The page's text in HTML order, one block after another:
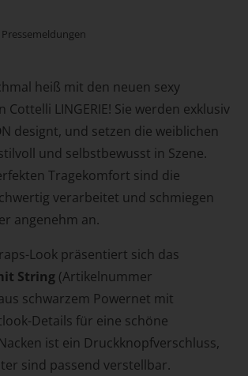
heiß mit den neuen sexy
Cottelli LINGERIE! Sie werden exklusiv
designt, und setzen die weiblichen
und selbstbewusst in Szene.
Tragekomfort sind die
verarbeitet und schmiegen
angenehm an.
Look präsentiert sich das
String(Artikelnummer
schwarzem Powernet mit
Details für eine schöne
ist ein Druckknopfverschluss,
sind passend verstellbar.